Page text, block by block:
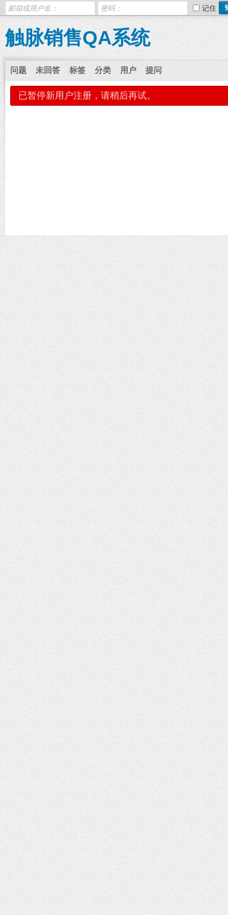
记住
触脉销售QA系统
问题 未回答 标签 分类 用户 提问
已暂停新用户注册，请稍后再试。